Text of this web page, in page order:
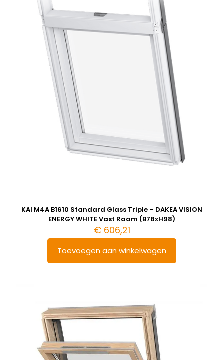
KAI M4A B1610 Standard Glass Triple – DAKEA VISION
ENERGY WHITE Vast Raam (B78xH98)
€606,21
Toevoegen aan winkelwagen